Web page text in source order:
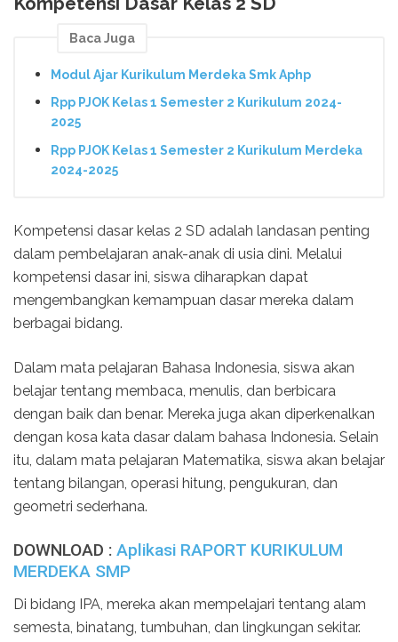
Baca Juga
Modul Ajar Kurikulum Merdeka Smk Aphp
Rpp PJOK Kelas 1 Semester 2 Kurikulum 2024-
2025
Rpp PJOK Kelas 1 Semester 2 Kurikulum Merdeka
2024-2025
Kompetensi dasar kelas 2 SD adalah landasan penting
dalam pembelajaran anak-anak di usia dini. Melalui
kompetensi dasar ini, siswa diharapkan dapat
mengembangkan kemampuan dasar mereka dalam
berbagai bidang.
Dalam mata pelajaran Bahasa Indonesia, siswa akan
belajar tentang membaca, menulis, dan berbicara
dengan baik dan benar. Mereka juga akan diperkenalkan
dengan kosa kata dasar dalam bahasa Indonesia. Selain
itu, dalam mata pelajaran Matematika, siswa akan belajar
tentang bilangan, operasi hitung, pengukuran, dan
geometri sederhana.
DOWNLOAD : Aplikasi RAPORT KURIKULUM
MERDEKA SMP
Di bidang IPA, mereka akan mempelajari tentang alam
semesta, binatang, tumbuhan, dan lingkungan sekitar.